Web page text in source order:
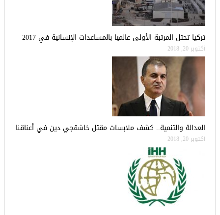
تركيا تحتل المرتبة الأولى عالميا بالمساعدات الإنسانية في 2017
أكتوبر 20, 2018
العدالة والتنمية.. كشف ملابسات مقتل خاشقجي دين في أعناقنا
أكتوبر 20, 2018